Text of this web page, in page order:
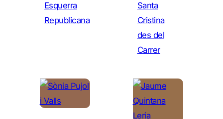
Esquerra
Republicana
Santa
Cristina
des del
Carrer